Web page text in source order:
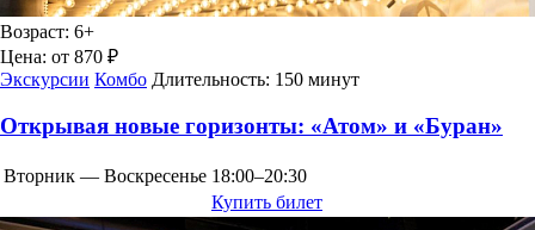
Возраст: 6+
Цена: от 870 ₽
Экскурсии Комбо Длительность: 150 минут
Открывая новые горизонты: «Атом» и «Буран»
Вторник — Воскресенье 18:00–20:30
Купить билет